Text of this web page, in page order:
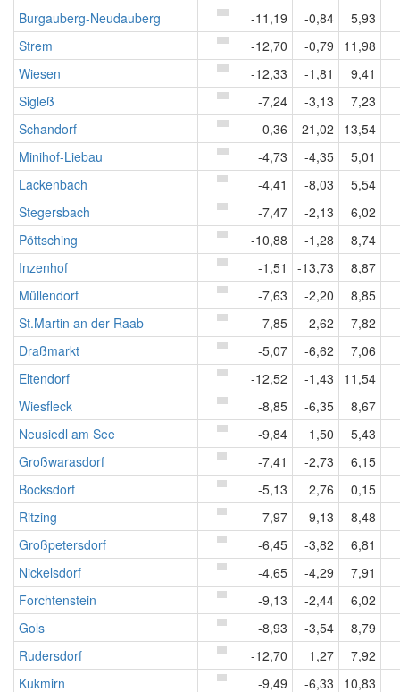
Burgauberg-Neudauberg
-11,19 -0,84
5,93
Strem
-12,70 -0,79
11,98
Wiesen
-12,33 -1,81
9,41
Sigleß
-7,24 -3,13
7,23
Schandorf
0,36 -21,02
13,54
Minihof-Liebau
-4,73 -4,35
5,01
Lackenbach
-4,41 -8,03
5,54
Stegersbach
-7,47 -2,13
6,02
Pöttsching
-10,88 -1,28
8,74
Inzenhof
-1,51 -13,73
8,87
Müllendorf
-7,63 -2,20
8,85
St.Martin an der Raab
-7,85 -2,62
7,82
Draßmarkt
-5,07 -6,62
7,06
Eltendorf
-12,52 -1,43
11,54
Wiesfleck
-8,85 -6,35
8,67
Neusiedl am See
-9,84 1,50
5,43
Großwarasdorf
-7,41 -2,73
6,15
Bocksdorf
-5,13 2,76
0,15
Ritzing
-7,97 -9,13
8,48
Großpetersdorf
-6,45 -3,82
6,81
Nickelsdorf
-4,65 -4,29
7,91
Forchtenstein
-9,13 -2,44
6,02
Gols
-8,93 -3,54
8,79
Rudersdorf
-12,70 1,27
7,92
Kukmirn
-9,49 -6,33 10,83